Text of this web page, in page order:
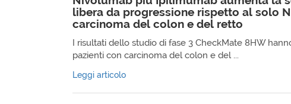
libera da progressione rispetto al solo
carcinoma del colon e del retto
I risultati dello studio di fase 3 CheckMate 8HW
pazienti con carcinoma del colon e del ...
Leggi articolo